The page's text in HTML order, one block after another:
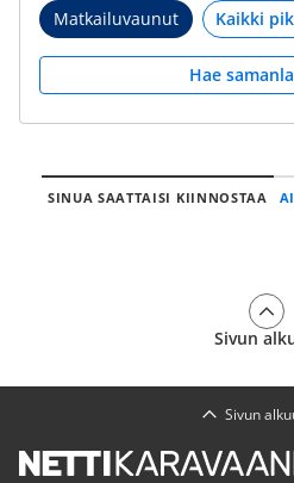
Matkailuvaunut
Hae
SINUA SAATTAISI KIINNOSTAA
Sivun
Sivun